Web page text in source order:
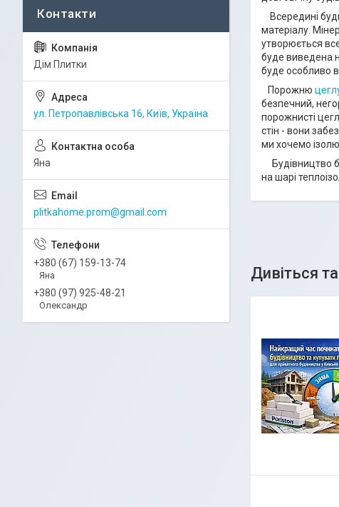
Всередині
матеріалу.
утворюється
буде виведена
буде особливо
Порожню
безпечний,
порожнисті
стін - вони
ми хочемо
Будівництво
на шарі
Дім Плитки
ул. Петропавлівська 16, Київ, Україна
Яна
plitkahome.prom@gmail.com
+380 (67) 159-13-74
Яна
+380 (97) 925-48-21
Олександр